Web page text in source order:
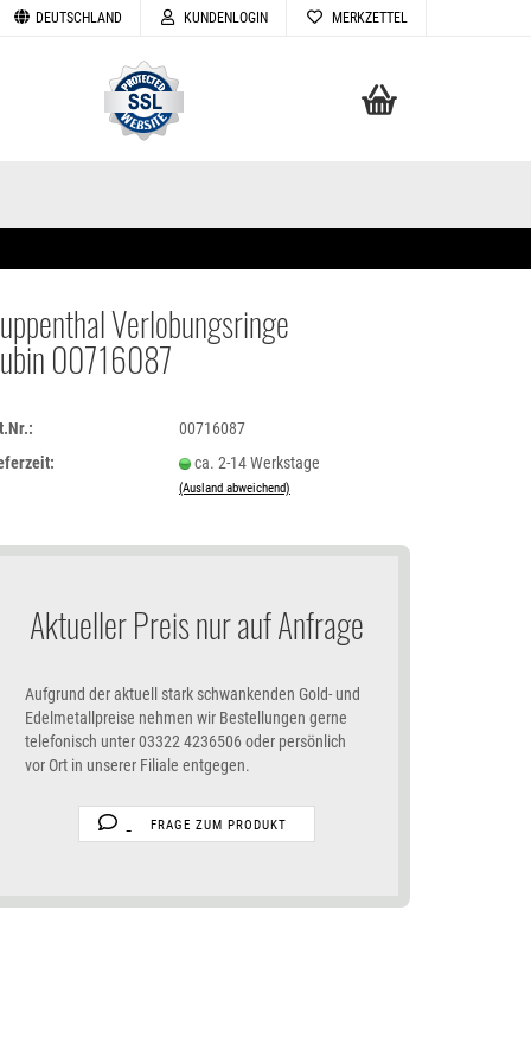
DEUTSCHLAND KUNDENLOGIN MERKZETTEL
Verlobungsringe
00716087
00716087
ca. 2-14 Werkstage
(Ausland abweichend)
Aktueller Preis nur auf Anfrage
Aufgrund der aktuell stark schwankenden Gold- und
Edelmetallpreise nehmen wir Bestellungen gerne
telefonisch unter 03322 4236506 oder persönlich
vor Ort in unserer Filiale entgegen.
FRAGE ZUM PRODUKT